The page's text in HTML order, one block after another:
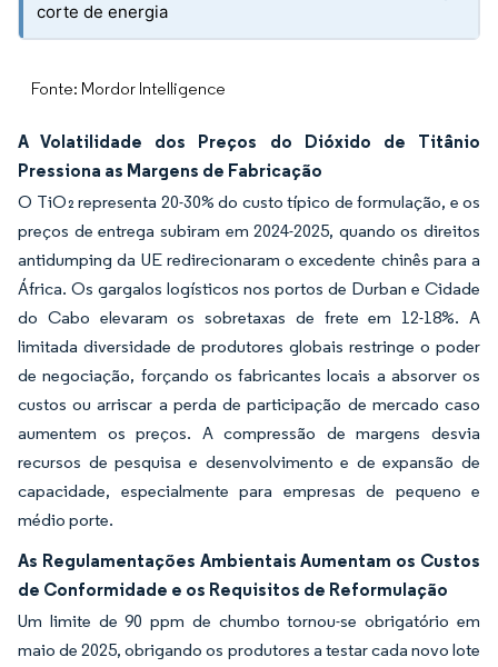
corte de energia
Fonte: Mordor Intelligence
A Volatilidade dos Preços do Dióxido de Titânio
Pressiona as Margens de Fabricação
O TiO₂ representa 20-30% do custo típico de formulação, e os
preços de entrega subiram em 2024-2025, quando os direitos
antidumping da UE redirecionaram o excedente chinês para a
África. Os gargalos logísticos nos portos de Durban e Cidade
do Cabo elevaram os sobretaxas de frete em 12-18%. A
limitada diversidade de produtores globais restringe o poder
de negociação, forçando os fabricantes locais a absorver os
custos ou arriscar a perda de participação de mercado caso
aumentem os preços. A compressão de margens desvia
recursos de pesquisa e desenvolvimento e de expansão de
capacidade, especialmente para empresas de pequeno e
médio porte.
As Regulamentações Ambientais Aumentam os Custos
de Conformidade e os Requisitos de Reformulação
Um limite de 90 ppm de chumbo tornou-se obrigatório em
maio de 2025, obrigando os produtores a testar cada novo lote